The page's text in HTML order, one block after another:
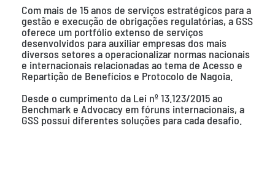
Com mais de 15 anos de serviços estratégicos para a
gestão e execução de obrigações regulatórias, a GSS
oferece um portfólio extenso de serviços
desenvolvidos para auxiliar empresas dos mais
diversos setores a operacionalizar normas nacionais
e internacionais relacionadas ao tema de Acesso e
Repartição de Benefícios e Protocolo de Nagoia.
Desde o cumprimento da Lei nº 13.123/2015 ao
Benchmark e Advocacy em fóruns internacionais, a
GSS possui diferentes soluções para cada desafio.